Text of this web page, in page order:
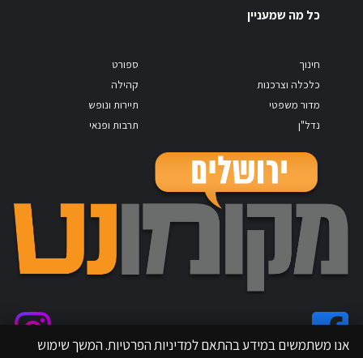
כל מה שמעניין
חינוך
כלכלה וצרכנות
מדור משפטי
נדל"ן
ספורט
קהילה
תיירות ונופש
תרבות ופנאי
אנו משתמשים במידע בהתאם למדיניות הפרטיות. המשך שימוש